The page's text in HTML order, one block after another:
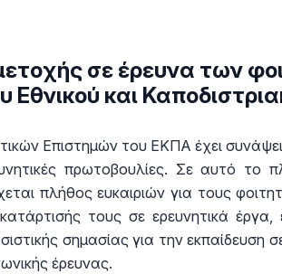
σε έρευνα των
Εθνικού και
Επιστημών του ΕΚΠΑ έχει
πρωτοβουλίες. Σε αυτό το
πλήθος ευκαιριών για τους
τους σε ερευνητικά
σημασίας για την
έρευνας.